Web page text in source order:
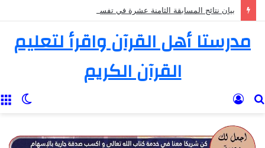
بيان نتائج المسابقة الثامنة عشرة في تفسير القرآن الكريم
مدرستا أهل القرآن واقرأ لتعليم
القرآن الكريم
بحث